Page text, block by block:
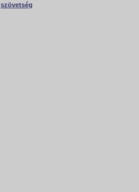
szövetség